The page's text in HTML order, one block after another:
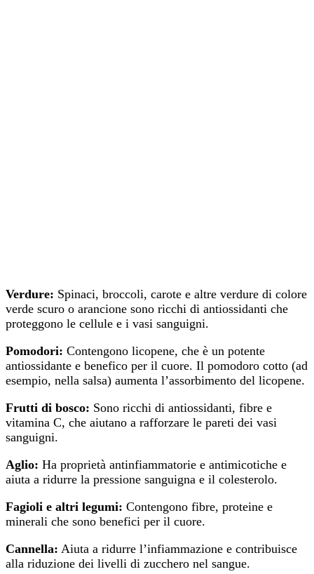
Verdure: Spinaci, broccoli, carote e altre verdure di colore
verde scuro o arancione sono ricchi di antiossidanti che
proteggono le cellule e i vasi sanguigni.
Pomodori: Contengono licopene, che è un potente
antiossidante e benefico per il cuore. Il pomodoro cotto (ad
esempio, nella salsa) aumenta l’assorbimento del licopene.
Frutti di bosco: Sono ricchi di antiossidanti, fibre e
vitamina C, che aiutano a rafforzare le pareti dei vasi
sanguigni.
Aglio: Ha proprietà antinfiammatorie e antimicotiche e
aiuta a ridurre la pressione sanguigna e il colesterolo.
Fagioli e altri legumi: Contengono fibre, proteine e
minerali che sono benefici per il cuore.
Cannella: Aiuta a ridurre l’infiammazione e contribuisce
alla riduzione dei livelli di zucchero nel sangue.